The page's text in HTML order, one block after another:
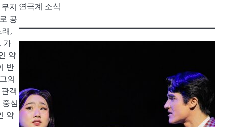
지
공
,
가
약
반
의
객
심
약
연극계 소식